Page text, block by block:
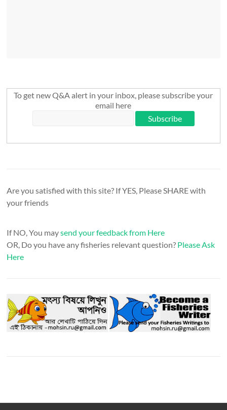
To get new Q&A alert in your inbox, please subscribe your
email here
Are you satisfied with this site? If YES, Please SHARE with
your friends
If NO, You maysend your feedback from Here
OR, Do you have any fisheries relevant question? Please Ask
Here